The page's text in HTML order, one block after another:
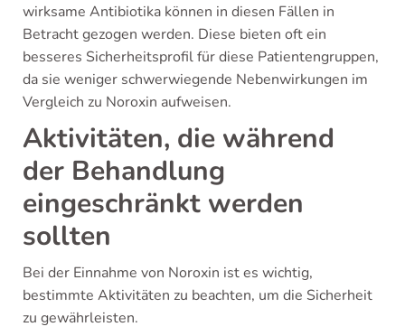
wirksame Antibiotika können in diesen Fällen in
Betracht gezogen werden. Diese bieten oft ein
besseres Sicherheitsprofil für diese Patientengruppen,
da sie weniger schwerwiegende Nebenwirkungen im
Vergleich zu Noroxin aufweisen.
Aktivitäten, die während
der Behandlung
eingeschränkt werden
sollten
Bei der Einnahme von Noroxin ist es wichtig,
bestimmte Aktivitäten zu beachten, um die Sicherheit
zu gewährleisten.